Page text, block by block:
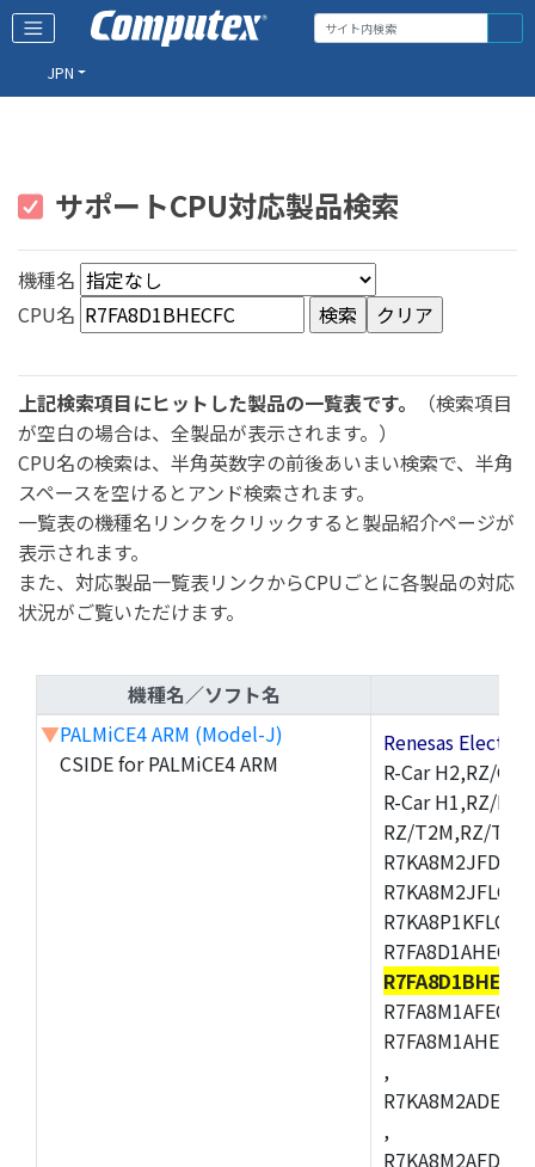
JPN
サポートCPU対応製品検索
機種名
CPU名
上記検索項目にヒットした製品の一覧表です。
（検索項目
が空白の場合は、全製品が表示されます。）
CPU名の検索は、半角英数字の前後あいまい検索で、半角
スペースを空けるとアンド検索されます。
一覧表の機種名リンクをクリックすると製品紹介ページが
表示されます。
また、対応製品一覧表リンクからCPUごとに各製品の対応
状況がご覧いただけます。
機種名／ソフト名
▼PALMiCE4 ARM (Model-J)
CSIDE for PALMiCE4 ARM
Renesas
R-Car H2,RZ/
R-Car H1,RZ/
RZ/T2M,RZ/
,
,